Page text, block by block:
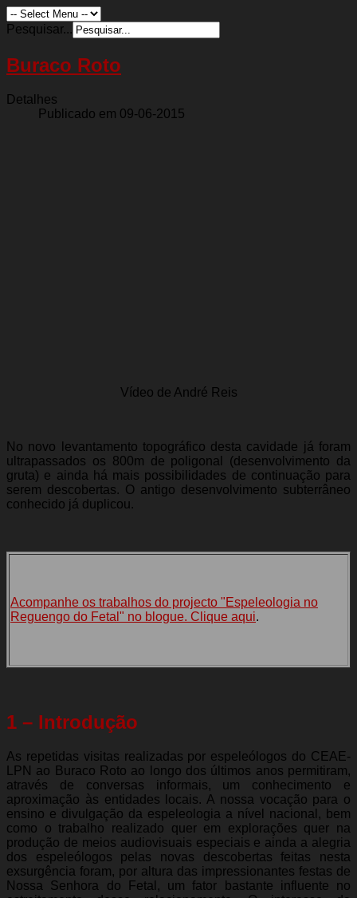
Pesquisar...
Buraco Roto
Detalhes
Publicado em 09-06-2015
Vídeo de André Reis
No novo levantamento topográfico desta cavidade já foram
ultrapassados os 800m de poligonal (desenvolvimento da
gruta) e ainda há mais possibilidades de continuação para
serem descobertas. O antigo desenvolvimento subterrâneo
conhecido já duplicou.
Acompanhe os trabalhos do projecto "Espeleologia no
Reguengo do Fetal" no blogue. Clique aqui.
1 – Introdução
As repetidas visitas realizadas por espeleólogos do CEAE-
LPN ao Buraco Roto ao longo dos últimos anos permitiram,
através de conversas informais, um conhecimento e
aproximação às entidades locais. A nossa vocação para o
ensino e divulgação da espeleologia a nível nacional, bem
como o trabalho realizado quer em explorações quer na
produção de meios audiovisuais especiais e ainda a alegria
dos espeleólogos pelas novas descobertas feitas nesta
exsurgência foram, por altura das impressionantes festas de
Nossa Senhora do Fetal, um fator bastante influente no